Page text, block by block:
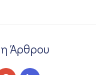
Άρθρου